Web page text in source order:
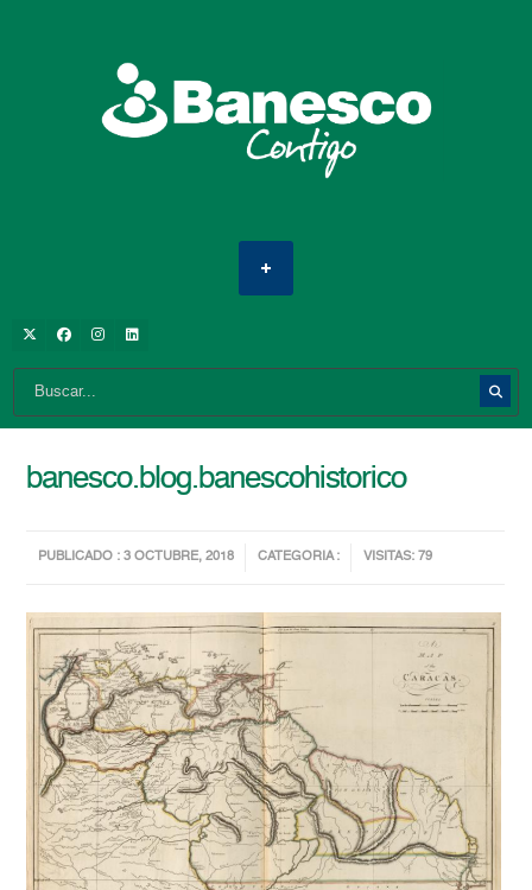
banesco.blog.banescohistorico
PUBLICADO : 3 OCTUBRE, 2018 CATEGORIA : VISITAS: 79